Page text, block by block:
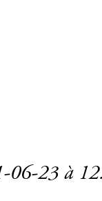
06-23 à